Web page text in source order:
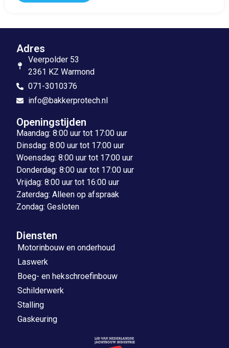
Adres
Veerpolder 53
2361 KZ Warmond
071-3010376
info@bakkerprotech.nl
Openingstijden
Maandag: 8:00 uur tot 17:00 uur
Dinsdag: 8:00 uur tot 17:00 uur
Woensdag: 8:00 uur tot 17:00 uur
Donderdag: 8:00 uur tot 17:00 uur
Vrijdag: 8:00 uur tot 16:00 uur
Zaterdag: Alleen op afspraak
Zondag: Gesloten
Diensten
Motorinbouw en onderhoud
Laswerk
Boeg- en hekschroefinbouw
Schilderwerk
Stalling
Gaskeuring